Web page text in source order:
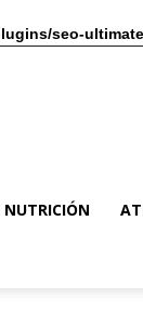
seo-
NUTRICIÓN